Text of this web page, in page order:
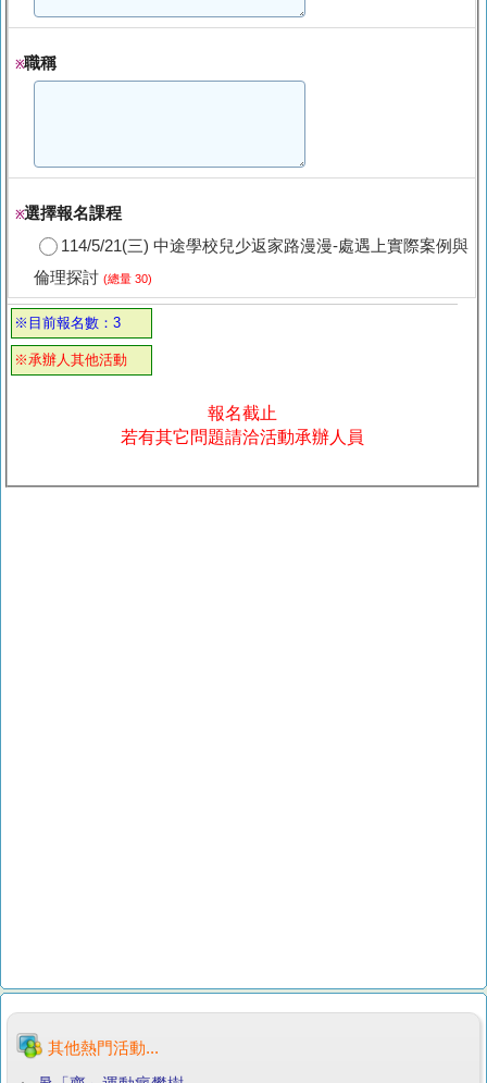
※職稱
※選擇報名課程
114/5/21(三) 中途學校兒少返家路漫漫-處遇上實際案例與
倫理探討 (總量 30)
※目前報名數：3
※承辦人其他活動
報名截止
若有其它問題請洽活動承辦人員
其他熱門活動...